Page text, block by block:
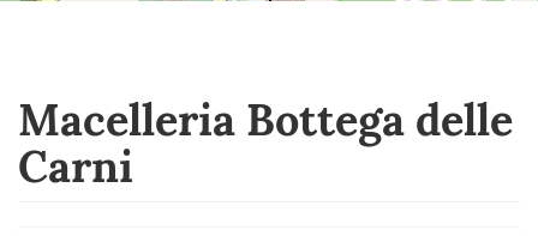
Macelleria Bottega delle
Carni